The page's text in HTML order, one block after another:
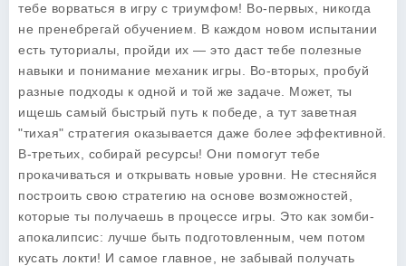
тебе ворваться в игру с триумфом! Во-первых, никогда
не пренебрегай обучением. В каждом новом испытании
есть туториалы, пройди их — это даст тебе полезные
навыки и понимание механик игры. Во-вторых, пробуй
разные подходы к одной и той же задаче. Может, ты
ищешь самый быстрый путь к победе, а тут заветная
"тихая" стратегия оказывается даже более эффективной.
В-третьих, собирай ресурсы! Они помогут тебе
прокачиваться и открывать новые уровни. Не стесняйся
построить свою стратегию на основе возможностей,
которые ты получаешь в процессе игры. Это как зомби-
апокалипсис: лучше быть подготовленным, чем потом
кусать локти! И самое главное, не забывай получать